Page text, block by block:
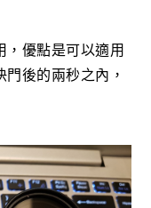
，優點是可以適用
後的兩秒之內，